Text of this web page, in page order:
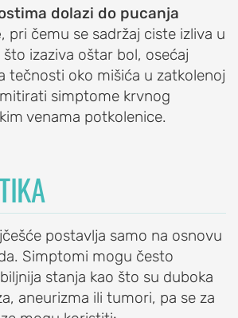
dolazi do pucanja
, pri čemu se sadržaj ciste izliva u
izaziva oštar bol, osećaj
tečnosti oko mišića u zatkolenoj
simptome krvnog
venama potkolenice.
postavlja samo na osnovu
Simptomi mogu često
stanja kao što su duboka
aneurizma ili tumori, pa se za